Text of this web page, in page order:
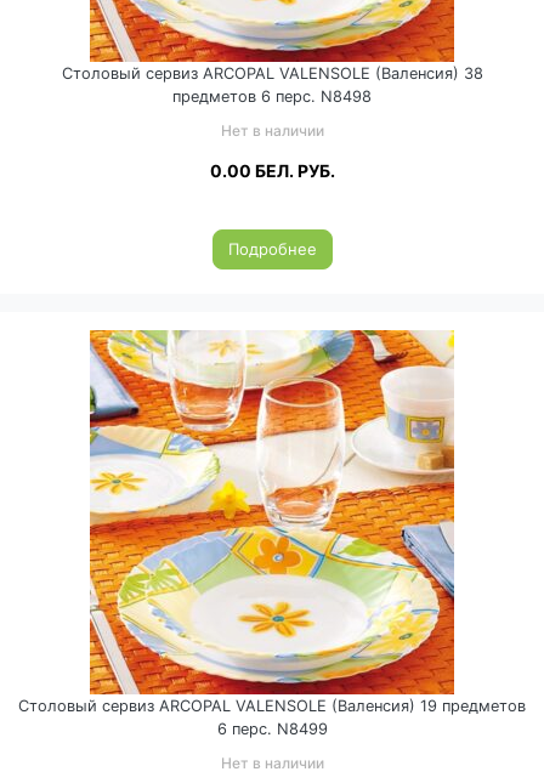
Столовый сервиз ARCOPAL VALENSOLE (Валенсия) 38
предметов 6 перс. N8498
Нет в наличии
0.00 БЕЛ. РУБ.
Подробнее
Столовый сервиз ARCOPAL VALENSOLE (Валенсия) 19 предметов
6 перс. N8499
Нет в наличии